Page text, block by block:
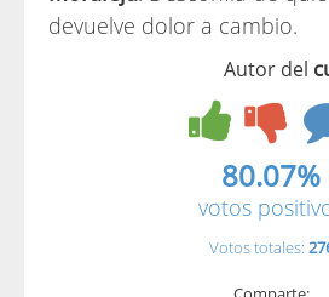
devuelve dolor a cambio.
Autor del
80.07%
votos
Votos totales: